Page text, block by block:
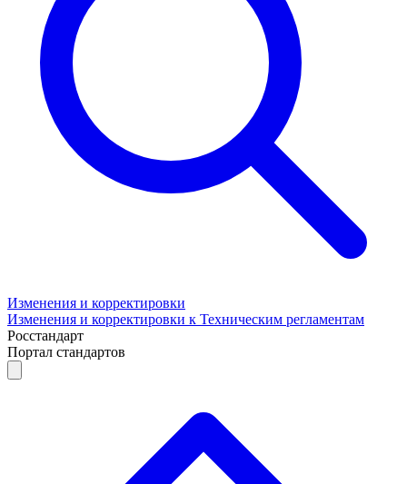
Изменения и корректировки
Изменения и корректировки к Техническим регламентам
Росстандарт
Портал стандартов